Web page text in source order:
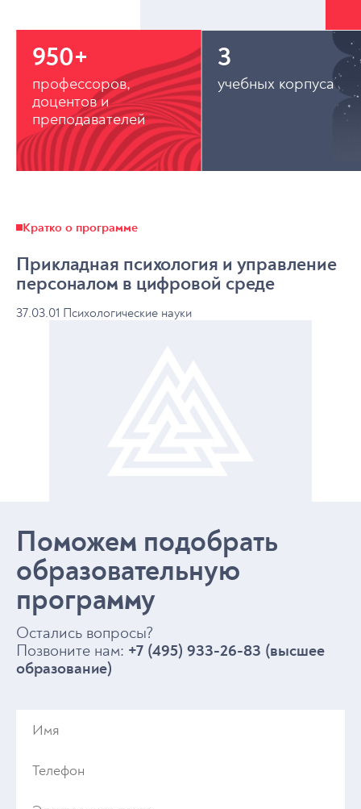
950+
профессоров,
доцентов и
преподавателей
3
учебных корпуса
Кратко о программе
Прикладная психология и управление
персоналом в цифровой среде
37.03.01 Психологические науки
Поможем подобрать
образовательную
программу
Остались вопросы?
Позвоните нам: +7 (495) 933-26-83 (высшее
образование)